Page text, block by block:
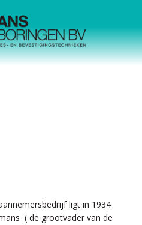
ligt in 1934
( de grootvader van de